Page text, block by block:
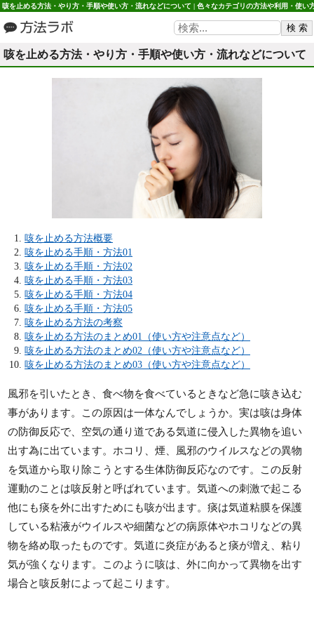
咳を止める方法・やり方・手順や使い方・流れなどについて | 色々なカテゴリの方法や利用・使い
咳を止める方法・やり方・手順や使い方・流れなどについて
咳を止める方法概要
咳を止める手順・方法01
咳を止める手順・方法02
咳を止める手順・方法03
咳を止める手順・方法04
咳を止める手順・方法05
咳を止める方法の考察
咳を止める方法のまとめ01（使い方や注意点など）
咳を止める方法のまとめ02（使い方や注意点など）
咳を止める方法のまとめ03（使い方や注意点など）
風邪を引いたとき、食べ物を食べているときなど急に咳き込む
事があります。この原因は一体なんでしょうか。実は咳は身体
の防御反応で、空気の通り道である気道に侵入した異物を追い
出す為に出ています。ホコリ、煙、風邪のウイルスなどの異物
を気道から取り除こうとする生体防御反応なのです。この反射
運動のことは咳反射と呼ばれています。気道への刺激で起こる
他にも痰を外に出すためにも咳が出ます。痰は気道粘膜を保護
している粘液がウイルスや細菌などの病原体やホコリなどの異
物を絡め取ったものです。気道に炎症があると痰が増え、粘り
気が強くなります。このように咳は、外に向かって異物を出す
場合と咳反射によって起こります。